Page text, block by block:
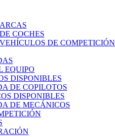
COCHES
DE COMPETICIÓN
EQUIPO
DISPONIBLES
DE COPILOTOS
DISPONIBLES
DE MECÁNICOS